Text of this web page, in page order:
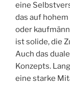
eine
das auf
oder
ist solide, die
Auch das
Konzepts.
eine starke